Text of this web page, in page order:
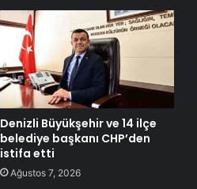
Denizli Büyükşehir ve 14 ilçe
belediye başkanı CHP’den
istifa etti
Ağustos 7, 2026